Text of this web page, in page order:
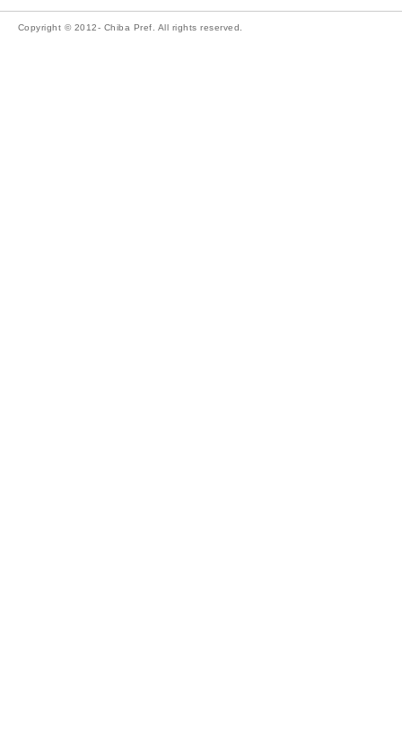
Copyright © 2012- Chiba Pref. All rights reserved.